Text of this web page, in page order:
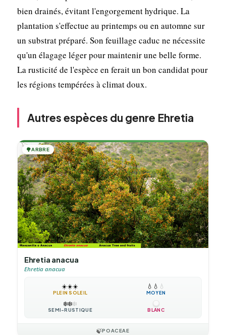
bien drainés, évitant l'engorgement hydrique. La
plantation s'effectue au printemps ou en automne sur
un substrat préparé. Son feuillage caduc ne nécessite
qu'un élagage léger pour maintenir une belle forme.
La rusticité de l'espèce en ferait un bon candidat pour
les régions tempérées à climat doux.
Autres espèces du genre Ehretia
🌳ARBRE
Ehretia anacua
Ehretia anacua
☀️☀️☀️
PLEIN SOLEIL
💧 💧 💧
MOYEN
❄️❄️❄️
SEMI-RUSTIQUE BLANC
🍃POACEAE